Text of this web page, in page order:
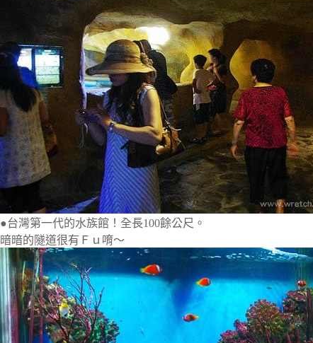
●台灣第一代的水族館！全長100餘公尺。
暗暗的隧道很有Ｆｕ唷～